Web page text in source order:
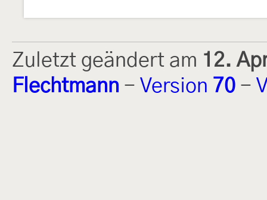
Zuletzt geändert am 12.
Flechtmann - Version 70 -